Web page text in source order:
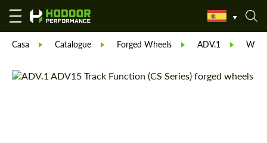
Casa Catalogue Forged Wheels ADV.1